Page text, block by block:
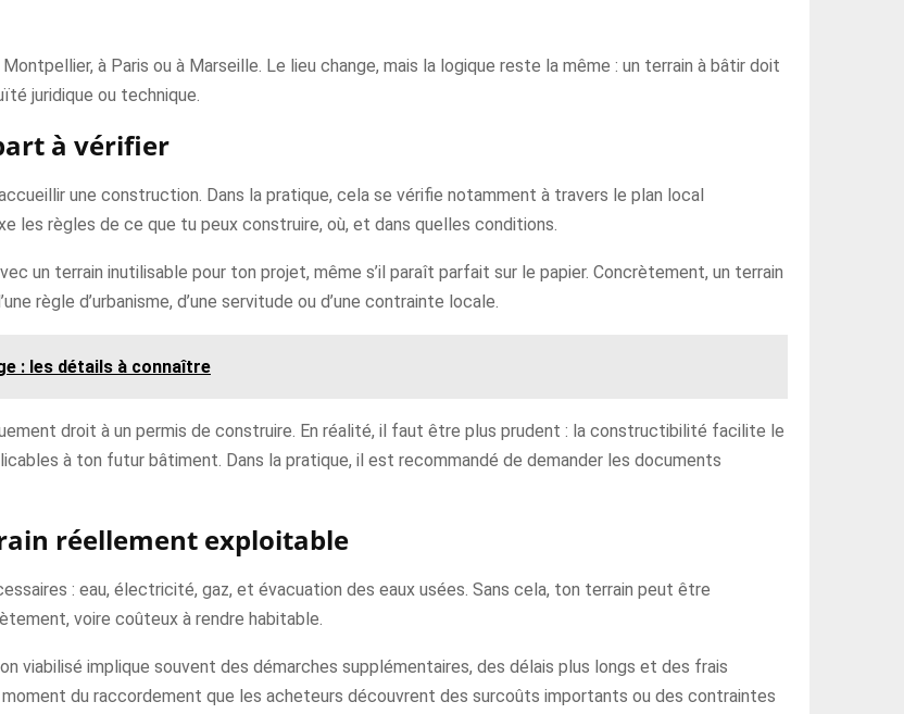
à Paris ou à Marseille. Le lieu change, mais la logique reste la même : un terrain à bâtir doit
juridique ou technique.
à vérifier
une construction. Dans la pratique, cela se vérifie notamment à travers le plan local
les règles de ce que tu peux construire, où, et dans quelles conditions.
un terrain inutilisable pour ton projet, même s’il paraît parfait sur le papier. Concrètement, un terrain
règle d’urbanisme, d’une servitude ou d’une contrainte locale.
: les détails à connaître
droit à un permis de construire. En réalité, il faut être plus prudent : la constructibilité facilite le
à ton futur bâtiment. Dans la pratique, il est recommandé de demander les documents
réellement exploitable
: eau, électricité, gaz, et évacuation des eaux usées. Sans cela, ton terrain peut être
voire coûteux à rendre habitable.
viabilisé implique souvent des démarches supplémentaires, des délais plus longs et des frais
du raccordement que les acheteurs découvrent des surcoûts importants ou des contraintes